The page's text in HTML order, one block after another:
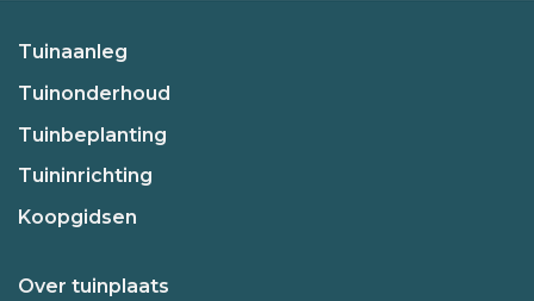
Tuinaanleg
Tuinonderhoud
Tuinbeplanting
Tuininrichting
Koopgidsen
Over tuinplaats